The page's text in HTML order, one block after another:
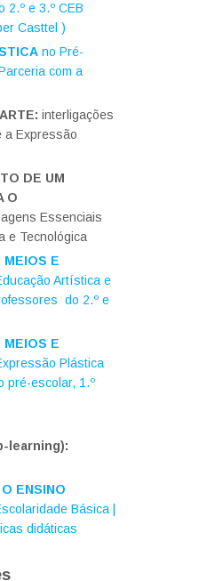
2.º e 3.º CEB
Casttel )
no Pré-
com a
interligações
a Expressão
DE UM
O
Essenciais
e Tecnológica
MEIOS E
Artística e
do 2.º e
MEIOS E
Plástica
pré-escolar, 1.º
learning):
ENSINO
Básica |
didáticas